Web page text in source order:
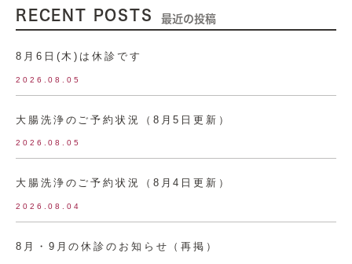
RECENT POSTS 最近の投稿
8月6日(木)は休診です
2026.08.05
大腸洗浄のご予約状況（8月5日更新）
2026.08.05
大腸洗浄のご予約状況（8月4日更新）
2026.08.04
8月・9月の休診のお知らせ（再掲）